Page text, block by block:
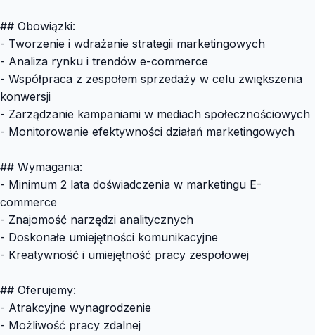
## Obowiązki:
- Tworzenie i wdrażanie strategii marketingowych
- Analiza rynku i trendów e-commerce
- Współpraca z zespołem sprzedaży w celu zwiększenia
konwersji
- Zarządzanie kampaniami w mediach społecznościowych
- Monitorowanie efektywności działań marketingowych
## Wymagania:
- Minimum 2 lata doświadczenia w marketingu E-
commerce
- Znajomość narzędzi analitycznych
- Doskonałe umiejętności komunikacyjne
- Kreatywność i umiejętność pracy zespołowej
## Oferujemy:
- Atrakcyjne wynagrodzenie
- Możliwość pracy zdalnej